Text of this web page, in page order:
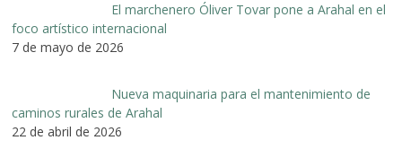
El marchenero Óliver Tovar pone a Arahal en el
foco artístico internacional
7 de mayo de 2026
Nueva maquinaria para el mantenimiento de
caminos rurales de Arahal
22 de abril de 2026